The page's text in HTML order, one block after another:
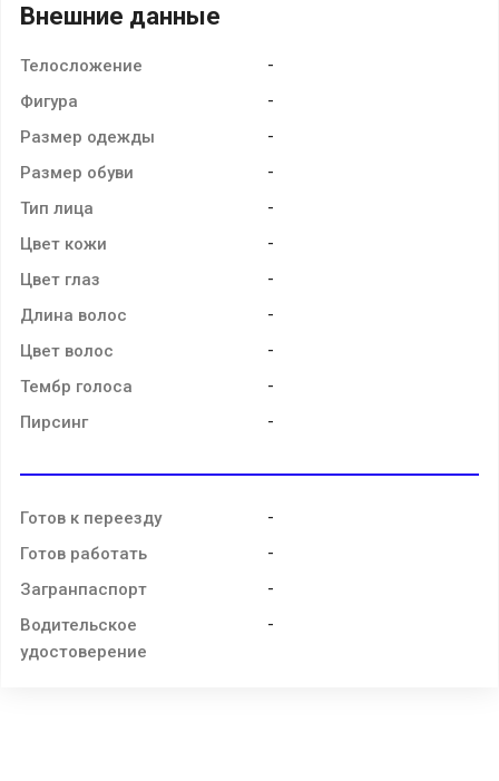
Внешние данные
Телосложение -
Фигура -
Размер одежды -
Размер обуви -
Тип лица -
Цвет кожи -
Цвет глаз -
Длина волос -
Цвет волос -
Тембр голоса -
Пирсинг -
Готов к переезду -
Готов работать -
Загранпаспорт -
Водительское
удостоверение
-